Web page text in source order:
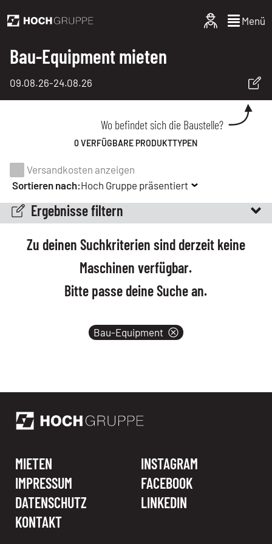
Menü
Bau-Equipment mieten
09.08.26-24.08.26
Wo befindet sich die Baustelle?
0 VERFÜGBARE PRODUKTTYPEN
Ergebnisse filtern
Versandkosten anzeigen
Sortieren nach:Hoch Gruppe präsentiert
Zu deinen Suchkriterien sind derzeit keine
Maschinen verfügbar.
Bitte passe deine Suche an.
Bau-Equipment
MIETEN
IMPRESSUM
DATENSCHUTZ
KONTAKT
INSTAGRAM
FACEBOOK
LINKEDIN